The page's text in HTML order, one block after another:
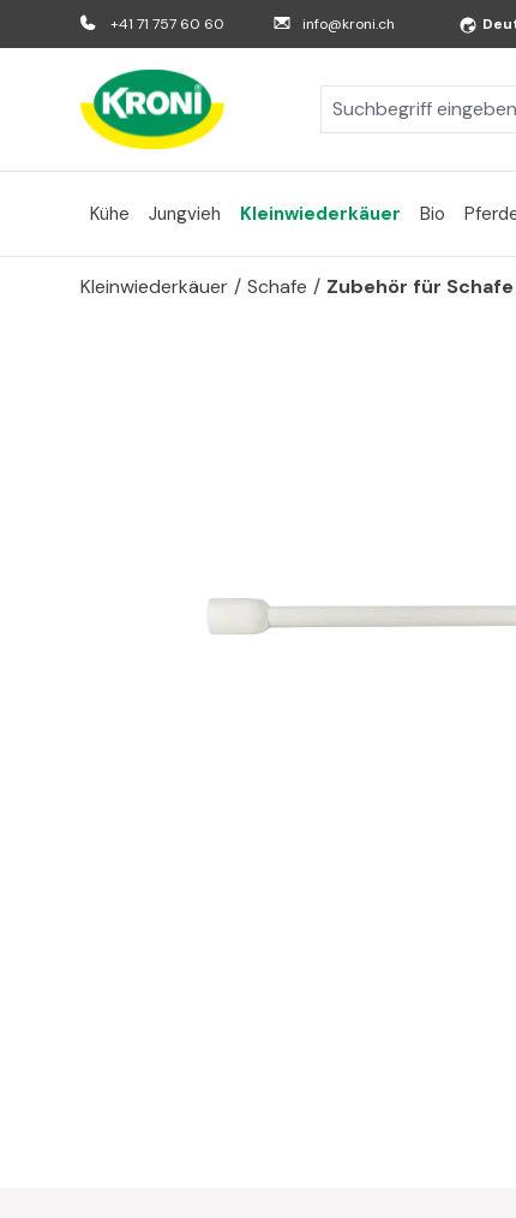
Hauptinhalt springen
Zur Suche springen
Zur Hauptnavigation springen
+41 71 757 60 60 info@kroni.ch
Kühe Jungvieh Kleinwiederkäuer Bio
Kleinwiederkäuer / Schafe / Zubehör für Schafe